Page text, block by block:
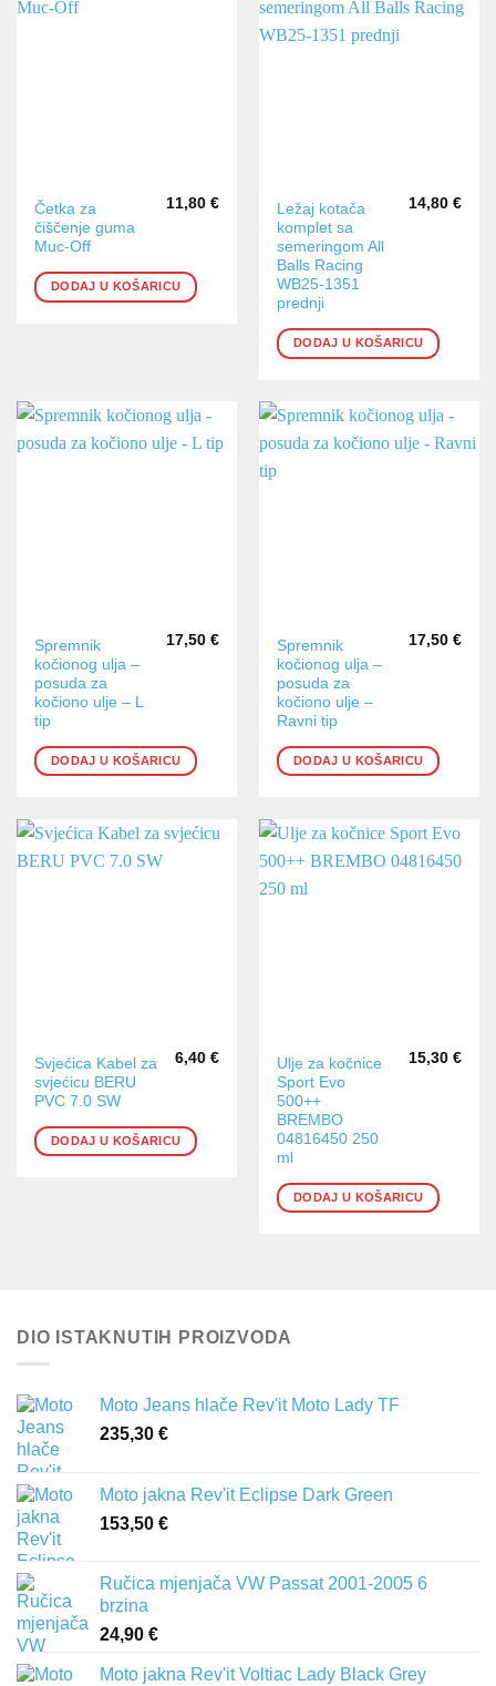
Četka za
čiščenje guma
Muc-Off
11,80 €
DODAJ U KOŠARICU
Ležaj kotača
komplet sa
semeringom All
Balls Racing
WB25-1351
prednji
14,80 €
DODAJ U KOŠARICU
Spremnik
kočionog ulja –
posuda za
kočiono ulje – L
tip
17,50 €
DODAJ U KOŠARICU
Spremnik
kočionog ulja –
posuda za
kočiono ulje –
Ravni tip
17,50 €
DODAJ U KOŠARICU
Svjećica Kabel za
svjećicu BERU
PVC 7.0 SW
6,40 €
DODAJ U KOŠARICU
Ulje za kočnice
Sport Evo
500++
BREMBO
04816450 250
ml
15,30 €
DODAJ U KOŠARICU
DIO ISTAKNUTIH PROIZVODA
Moto Jeans hlače Rev'it Moto Lady TF
235,30 €
Moto jakna Rev'it Eclipse Dark Green
153,50 €
Ručica mjenjača VW Passat 2001-2005 6
brzina
24,90 €
Moto jakna Rev'it Voltiac Lady Black Grey